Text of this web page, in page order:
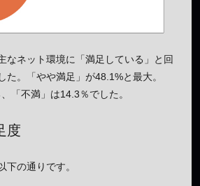
なネット環境に「満足している」と回
た。「やや満足」が48.1%と最大。
「不満」は14.3％でした。
度
下の通りです。